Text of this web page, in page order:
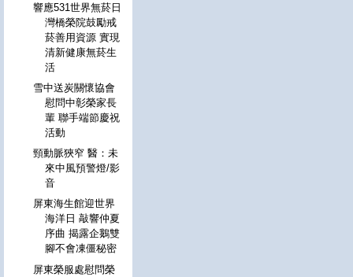
響應531世界無菸日
灣橋榮院鼓勵戒
菸善用資源 實現
清新健康無菸生
活
雪中送炭關懷協會
慰問中彰榮家長
輩 聯手端節慶祝
活動
頸動脈狹窄 醫：未
來中風預警燈/影
音
屏東海生館迎世界
海洋日 敲響仲夏
序曲 揭露企鵝雙
腳不會凍僵秘密
屏東榮服處慰問榮